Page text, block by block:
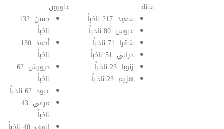
علويون:
حسن: 132
ناخباً
أحمد: 130
ناخباً
درويش: 62
ناخباً
عبود: 62 ناخباً
مرعي: 43
ناخباً
سنة:
سعيد: 217 ناخباً
عبوس: 80 ناخباً
شقرا: 71 ناخباً
درابي: 51 ناخباً
زنوبا: 23 ناخباً
هزيم: 23 ناخباً